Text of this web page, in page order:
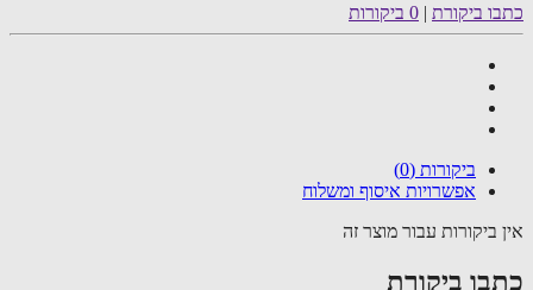
ביקורת|0 ביקורות
ביקורות (0)
אפשרויות איסוף ומשלוח
ביקורות עבור מוצר זה
ביקורת